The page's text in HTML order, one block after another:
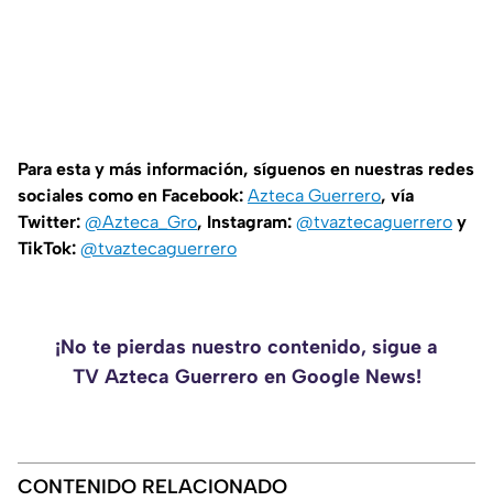
Para esta y más información, síguenos en nuestras redes
sociales como en Facebook: Azteca Guerrero, vía
Twitter: @Azteca_Gro, Instagram: @tvaztecaguerrero y
TikTok: @tvaztecaguerrero
¡No te pierdas nuestro contenido, sigue a
TV Azteca Guerrero en Google News!
CONTENIDO RELACIONADO